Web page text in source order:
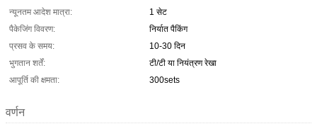
न्यूनतम आदेश मात्रा:
1 सेट
पैकेजिंग विवरण:
निर्यात पैकिंग
प्रसव के समय:
10-30 दिन
भुगतान शर्तें:
टी/टी या नियंत्रण रेखा
आपूर्ति की क्षमता:
300sets
वर्णन